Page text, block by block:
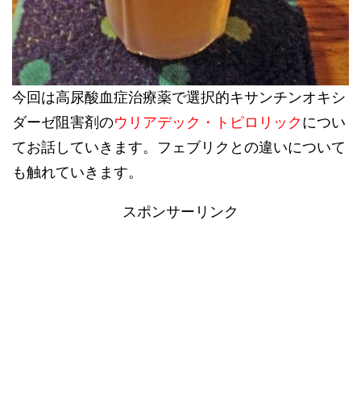
今回は高尿酸血症治療薬で選択的キサンチンオキシ
ダーゼ阻害剤のウリアデック・トピロリック につい
てお話していきます。フェブリクとの違いについて
も触れていきます。
スポンサーリンク